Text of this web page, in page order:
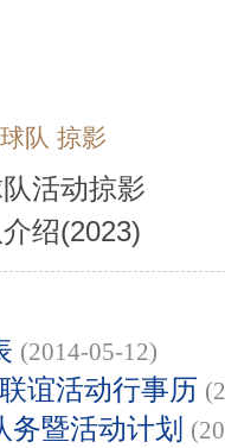
队 掠影
活动掠影
绍(2023)
(2014-05-12)
谊活动行事历
务暨活动计划